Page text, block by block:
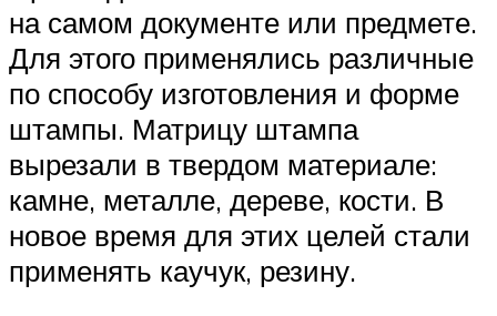
на самом документе или предмете.
Для этого применялись различные
по способу изготовления и форме
штампы. Матрицу штампа
вырезали в твердом материале:
камне, металле, дереве, кости. В
новое время для этих целей стали
применять каучук, резину.